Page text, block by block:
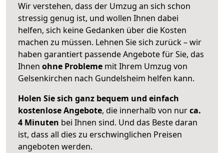
Wir verstehen, dass der Umzug an sich schon
stressig genug ist, und wollen Ihnen dabei
helfen, sich keine Gedanken über die Kosten
machen zu müssen. Lehnen Sie sich zurück – wir
haben garantiert passende Angebote für Sie, das
Ihnen ohne Probleme mit Ihrem Umzug von
Gelsenkirchen nach Gundelsheim helfen kann.
Holen Sie sich ganz bequem und einfach
kostenlose Angebote, die innerhalb von nurca.
4 Minuten bei Ihnen sind. Und das Beste daran
ist, dass all dies zu erschwinglichen Preisen
angeboten werden.